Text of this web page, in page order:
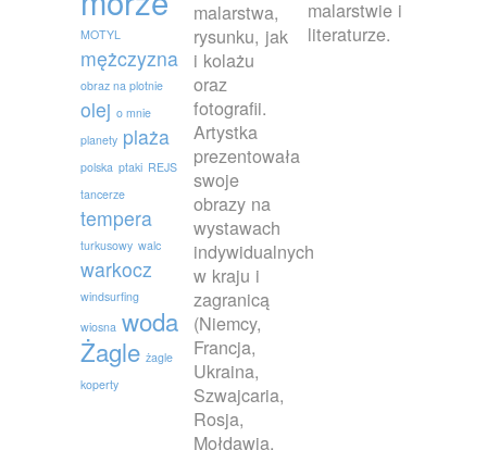
MOTYL
mężczyzna
obraz na plotnie
olej o mnie
planety plaża
polska ptaki REJS
tancerze
tempera
turkusowy walc
warkocz
windsurfing
wiosna woda
Żagle żagle
koperty
malarstwa,
rysunku, jak
i kolażu
oraz
fotografii.
Artystka
prezentowała
swoje
obrazy na
wystawach
indywidualnych
w kraju i
zagranicą
(Niemcy,
Francja,
Ukraina,
Szwajcaria,
Rosja,
Mołdawia,
malarstwie i
literaturze.